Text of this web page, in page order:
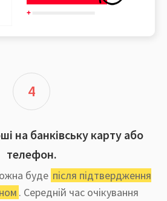
4
на банківську карту або
телефон.
буде після підтвердження
. Середній час очікування